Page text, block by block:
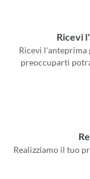
Ricevi
Ricevi l'anteprima
preoccuparti
Realizziamo il tuo